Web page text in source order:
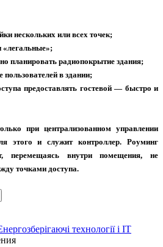
нескольких или всех точек;
«легальные»;
планировать радиопокрытие здания;
пользователей в здании;
предоставлять гостевой — быстро и
при централизованном управлении
этого и служит контроллер. Роуминг
перемещаясь внутри помещения, не
точками доступа.
технології і IT